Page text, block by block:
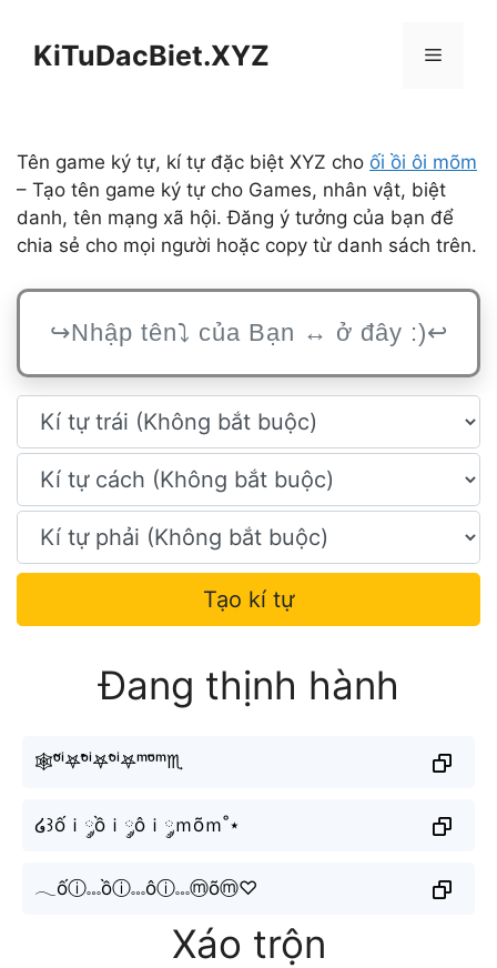
KiTuDacBiet.XYZ Menu
Tên game ký tự, kí tự đặc biệt XYZ cho ối ồi ôi mõm
– Tạo tên game ký tự cho Games, nhân vật, biệt
danh, tên mạng xã hội. Đăng ý tưởng của bạn để
chia sẻ cho mọi người hoặc copy từ danh sách trên.
Tạo kí tự
Đang thịnh hành
🕸ᵒ̂́ⁱ𖤐ᵒ̂̀ⁱ𖤐ᵒ̂ⁱ𖤐ᵐᵒ̃ᵐ♏︎
໒꒱ốｉ༘ồｉ༘ôｉ༘ｍõｍ˚⋆
𓂃ốⓘ𓏧ồⓘ𓏧ôⓘ𓏧ⓜõⓜ♡
Xáo trộn